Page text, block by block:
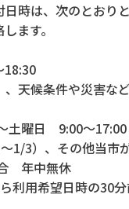
時は、次のとおり
ます。
天候条件や災害な
土曜日 9:00～17:00
1/3）、その他当市
年中無休
利用希望日時の30